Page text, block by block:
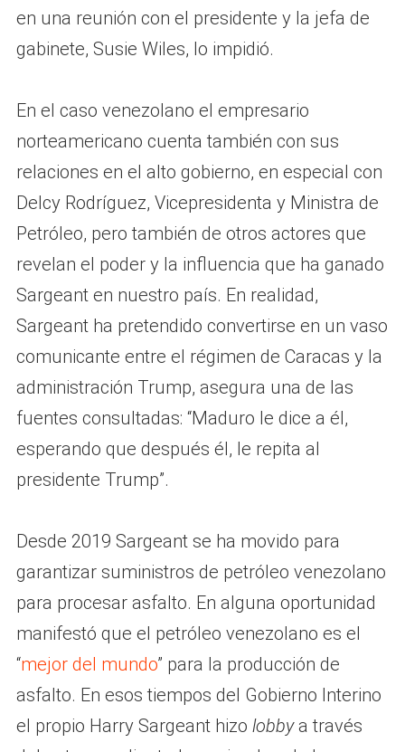
en una reunión con el presidente y la jefa de
gabinete, Susie Wiles, lo impidió.
En el caso venezolano el empresario
norteamericano cuenta también con sus
relaciones en el alto gobierno, en especial con
Delcy Rodríguez, Vicepresidenta y Ministra de
Petróleo, pero también de otros actores que
revelan el poder y la influencia que ha ganado
Sargeant en nuestro país. En realidad,
Sargeant ha pretendido convertirse en un vaso
comunicante entre el régimen de Caracas y la
administración Trump, asegura una de las
fuentes consultadas: “Maduro le dice a él,
esperando que después él, le repita al
presidente Trump”.
Desde 2019 Sargeant se ha movido para
garantizar suministros de petróleo venezolano
para procesar asfalto. En alguna oportunidad
manifestó que el petróleo venezolano es el
“mejor del mundo” para la producción de
asfalto. En esos tiempos del Gobierno Interino
el propio Harry Sargeant hizo lobbya través